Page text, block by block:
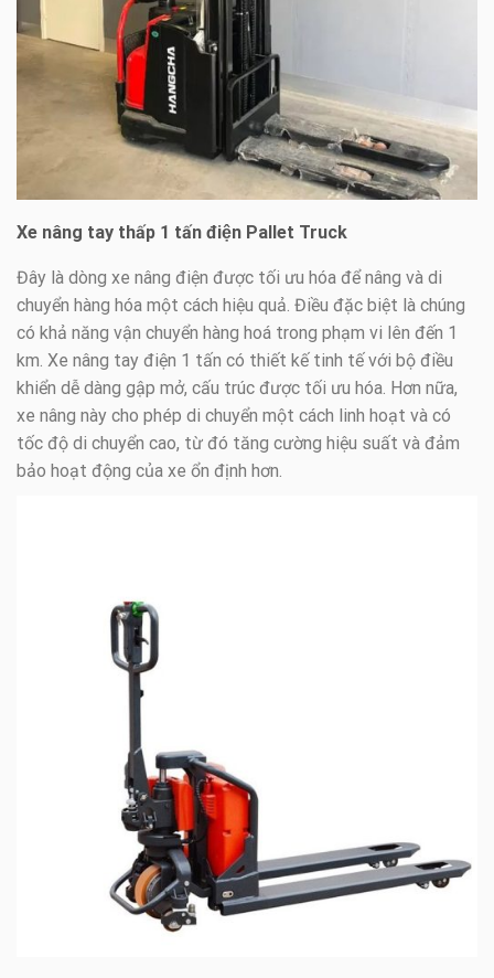
Xe nâng tay thấp 1 tấn điện Pallet Truck
Đây là dòng xe nâng điện được tối ưu hóa để nâng và di
chuyển hàng hóa một cách hiệu quả. Điều đặc biệt là chúng
có khả năng vận chuyển hàng hoá trong phạm vi lên đến 1
km. Xe nâng tay điện 1 tấn có thiết kế tinh tế với bộ điều
khiển dễ dàng gập mở, cấu trúc được tối ưu hóa. Hơn nữa,
xe nâng này cho phép di chuyển một cách linh hoạt và có
tốc độ di chuyển cao, từ đó tăng cường hiệu suất và đảm
bảo hoạt động của xe ổn định hơn.